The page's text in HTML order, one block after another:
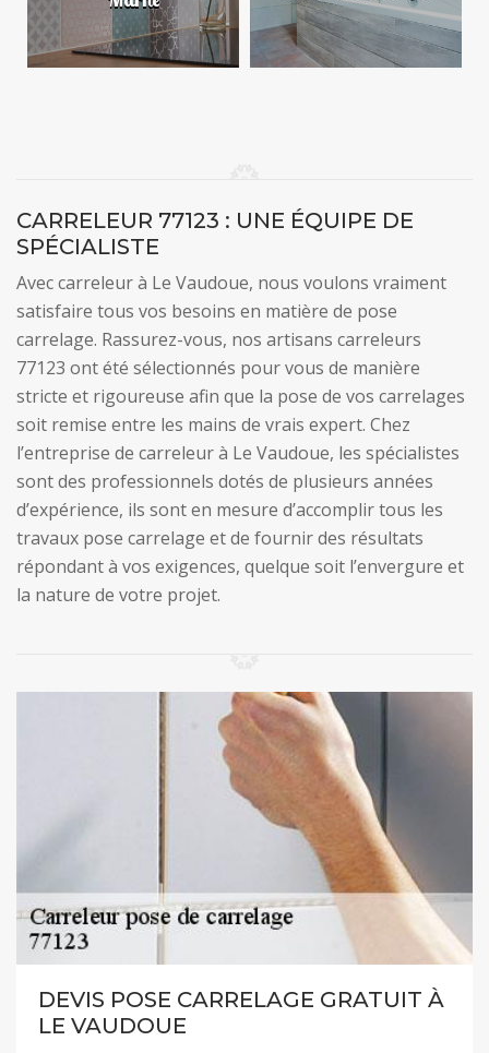
CARRELEUR 77123 : UNE ÉQUIPE DE
SPÉCIALISTE
Avec carreleur à Le Vaudoue, nous voulons vraiment
satisfaire tous vos besoins en matière de pose
carrelage. Rassurez-vous, nos artisans carreleurs
77123 ont été sélectionnés pour vous de manière
stricte et rigoureuse afin que la pose de vos carrelages
soit remise entre les mains de vrais expert. Chez
l’entreprise de carreleur à Le Vaudoue, les spécialistes
sont des professionnels dotés de plusieurs années
d’expérience, ils sont en mesure d’accomplir tous les
travaux pose carrelage et de fournir des résultats
répondant à vos exigences, quelque soit l’envergure et
la nature de votre projet.
DEVIS POSE CARRELAGE GRATUIT À
LE VAUDOUE